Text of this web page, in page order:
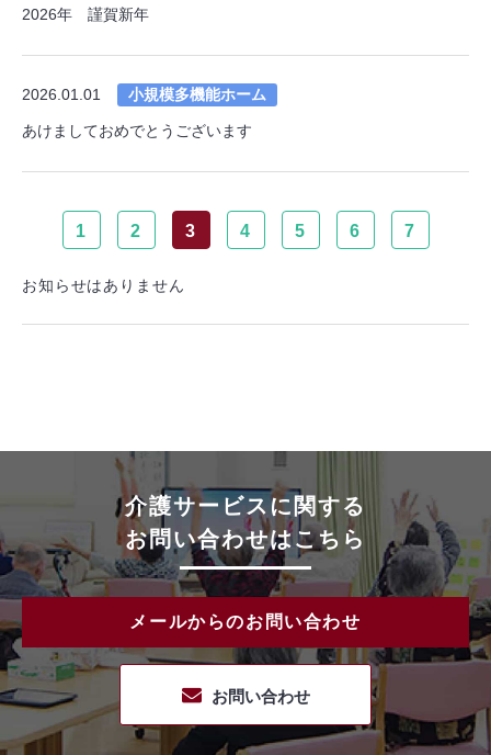
2026年 謹賀新年
2026.01.01 小規模多機能ホーム
あけましておめでとうございます
1 2 3 4 5 6 7
お知らせはありません
介護サービスに関する
お問い合わせはこちら
メールからのお問い合わせ
お問い合わせ